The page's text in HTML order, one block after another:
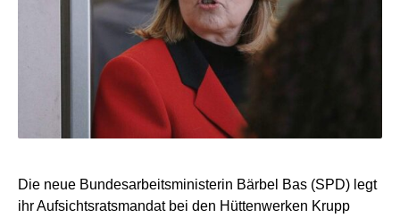
Die neue Bundesarbeitsministerin Bärbel Bas (SPD) legt
ihr Aufsichtsratsmandat bei den Hüttenwerken Krupp